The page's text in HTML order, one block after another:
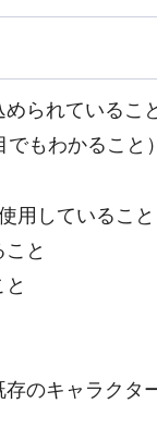
られているこ
もわかること）
用していること
と
のキャラクタ